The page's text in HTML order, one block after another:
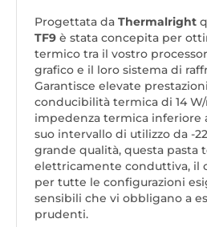
Progettata da Thermalright
TF9 è stata concepita per
termico tra il vostro
grafico e il loro sistema di
Garantisce elevate
conducibilità termica di 14 W/
impedenza termica inferiore a
suo intervallo di utilizzo da -
grande qualità, questa pasta
elettricamente conduttiva, il
per tutte le configurazioni
sensibili che vi obbligano a
prudenti.